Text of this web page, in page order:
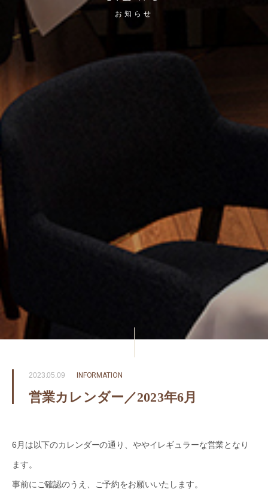
2023.05.09 INFORMATION
営業カレンダー／2023年6月
6月は以下のカレンダーの通り、ややイレギュラーな営業となり
ます。
事前にご確認のうえ、ご予約をお願いいたします。